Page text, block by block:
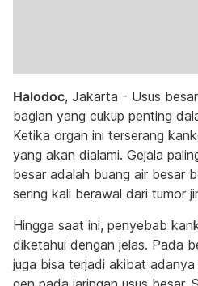
Halodoc, Jakarta - Usus
bagian yang cukup penting
Ketika organ ini terserang
yang akan dialami. Gejala
besar adalah buang air besar
sering kali berawal dari tumor
Hingga saat ini, penyebab
diketahui dengan jelas. Pada
juga bisa terjadi akibat